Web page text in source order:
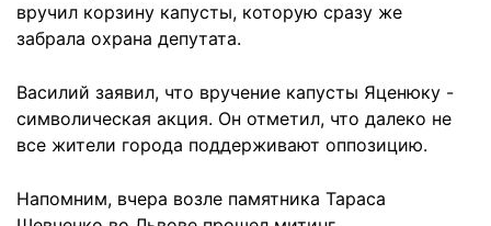
вручил корзину капусты, которую сразу же
забрала охрана депутата.
Василий заявил, что вручение капусты Яценюку -
символическая акция. Он отметил, что далеко не
все жители города поддерживают оппозицию.
Напомним, вчера возле памятника Тараса